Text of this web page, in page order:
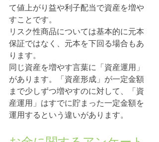
て値上がり益や利子配当で資産を増や
すことです。
リスク性商品については基本的に元本
保証ではなく、元本を下回る場合もあ
ります。
同じ資産を増やす言葉に「資産運用」
があります。「資産形成」が一定金額
まで少しずつ増やすのに対して、「資
産運用」はすでに貯まった一定金額を
運用するという違いがあります。